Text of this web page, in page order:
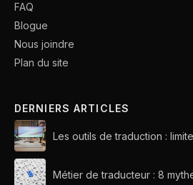
FAQ
Blogue
Nous joindre
Plan du site
DERNIERS ARTICLES
Les outils de traduction :
Métier de traducteur : 8